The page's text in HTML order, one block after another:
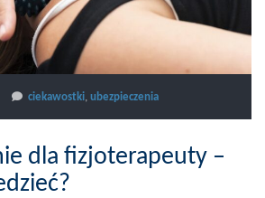
ciekawostki, ubezpieczenia
dla fizjoterapeuty –